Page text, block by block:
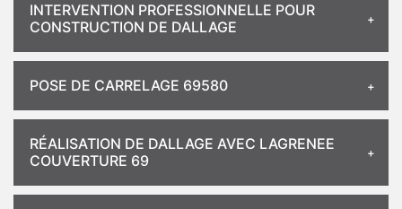
INTERVENTION PROFESSIONNELLE POUR
CONSTRUCTION DE DALLAGE
POSE DE CARRELAGE 69580
RÉALISATION DE DALLAGE AVEC LAGRENEE
COUVERTURE 69